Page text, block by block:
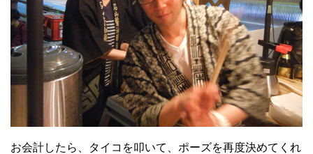
お会計したら、タイコを叩いて、ポーズを再度決めてくれ